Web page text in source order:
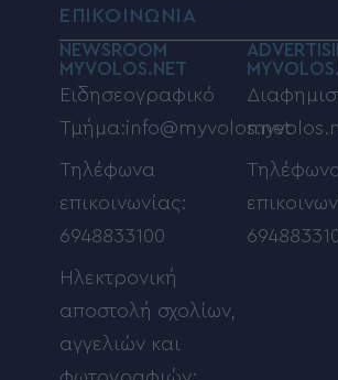
ΕΠΙΚΟΙΝΩΝΙΑ
NEWSROOM
MYVOLOS.NET
Ειδησεογραφικό
Τμήμα:info@myvolos.net
Τηλέφωνα
επικοινωνίας:
6948833100
Ηλεκτρονική
αποστολή σχολίων,
αγγελιών και